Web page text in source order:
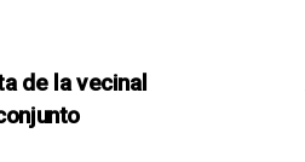
de la vecinal